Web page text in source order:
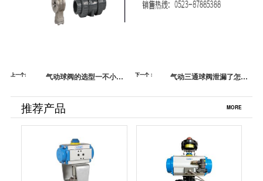
上一个:
气动球阀的选型一不小心
下一个：
气动三通球阀泄漏了怎么
推荐产品 MORE